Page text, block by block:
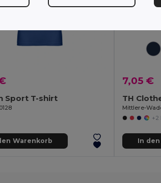
Sport T-shirt
Warenkorb
7,05 €
TH
Mittlere-
+2
In